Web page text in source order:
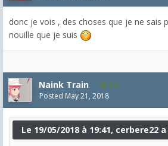
donc je vois , des choses que je ne sais
nouille que je suis
Naink Train 108
Posted May 21, 2018
Le 19/05/2018 à 19:41, cerbere22